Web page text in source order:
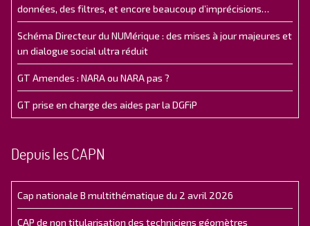
données, des filtres, et encore beaucoup d’imprécisions…
Schéma Directeur du NUMérique : des mises à jour majeures et
un dialogue social ultra réduit
GT Amendes : NARA ou NARA pas ?
GT prise en charge des aides par la DGFiP
Depuis les CAPN
Cap nationale B multithématique du 2 avril 2026
CAP de non titularisation des techniciens géomètres